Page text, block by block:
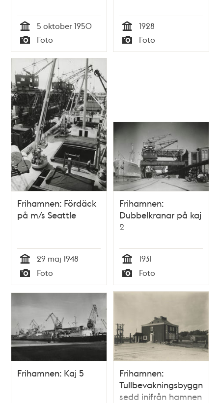
Tid
5 oktober 1950
Typ
Foto Tid
1928
Typ
Foto
Frihamnen: Fördäck
på m/s Seattle
Tid
29 maj 1948
Typ
Foto
Frihamnen:
Dubbelkranar på kaj
2
Tid
1931
Typ
Foto
Frihamnen: Kaj 5
Frihamnen:
sedd inifrån hamnen